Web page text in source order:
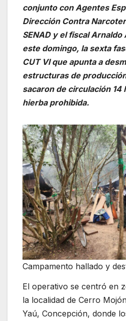
conjunto con Agentes
Dirección Contra
SENAD y el fiscal
este domingo, la sexta
CUT VI que apunta a
estructuras de
sacaron de circulación 14
hierba prohibida.
Campamento hallado y
El operativo se centró en
la localidad de Cerro
Yaú, Concepción, donde